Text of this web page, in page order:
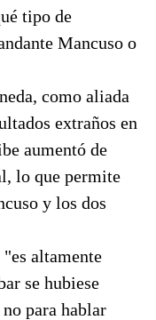
tipo de
Mancuso o
como aliada
extraños en
aumentó de
lo que permite
y los dos
altamente
se hubiese
para hablar